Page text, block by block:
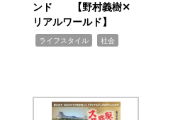
ンド 【野村義樹✕
リアルワールド】
ライフスタイル 社会